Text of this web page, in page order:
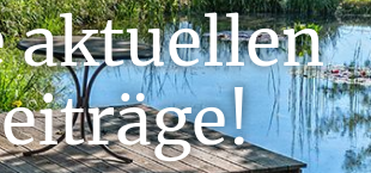
aktuellen